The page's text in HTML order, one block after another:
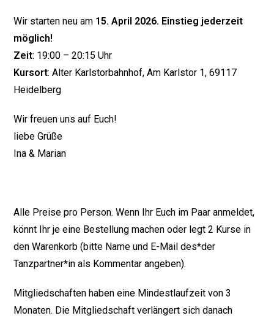
Wir starten neu am 15. April 2026. Einstieg jederzeit
möglich!
Zeit: 19:00 – 20:15 Uhr
Kursort: Alter Karlstorbahnhof, Am Karlstor 1, 69117
Heidelberg
Wir freuen uns auf Euch!
liebe Grüße
Ina & Marian
Alle Preise pro Person. Wenn Ihr Euch im Paar anmeldet,
könnt Ihr je eine Bestellung machen oder legt 2 Kurse in
den Warenkorb (bitte Name und E-Mail des*der
Tanzpartner*in als Kommentar angeben).
Mitgliedschaften haben eine Mindestlaufzeit von 3
Monaten. Die Mitgliedschaft verlängert sich danach